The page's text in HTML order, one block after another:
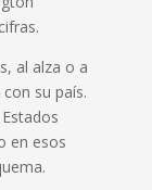
al alza o a
su país.
en esos